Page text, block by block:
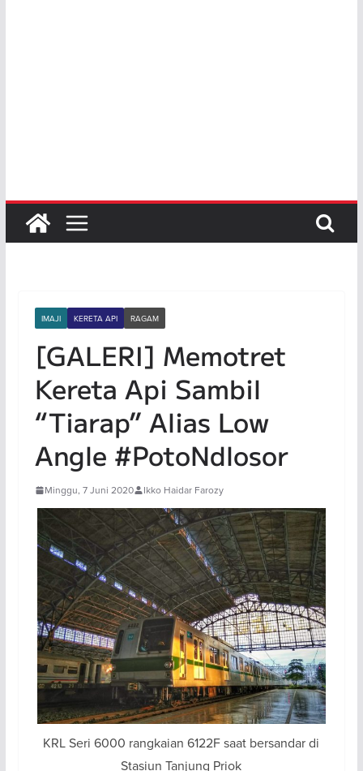
IMAJI KERETA API RAGAM
[GALERI] Memotret
Kereta Api Sambil
“Tiarap” Alias Low
Angle #PotoNdlosor
Minggu, 7 Juni 2020 Ikko Haidar Farozy
KRL Seri 6000 rangkaian 6122F saat bersandar di
Stasiun Tanjung Priok